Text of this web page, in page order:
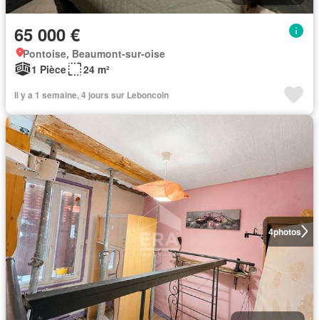
65 000 €
Pontoise, Beaumont-sur-oise
1 Pièce
24 m²
Il y a 1 semaine, 4 jours sur Leboncoin
4photos